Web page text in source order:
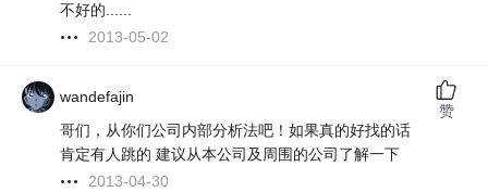
不好的......
2013-05-02
wandefajin
哥们，从你们公司内部分析法吧！如果真的好找的话
肯定有人跳的 建议从本公司及周围的公司了解一下
2013-04-30
赞